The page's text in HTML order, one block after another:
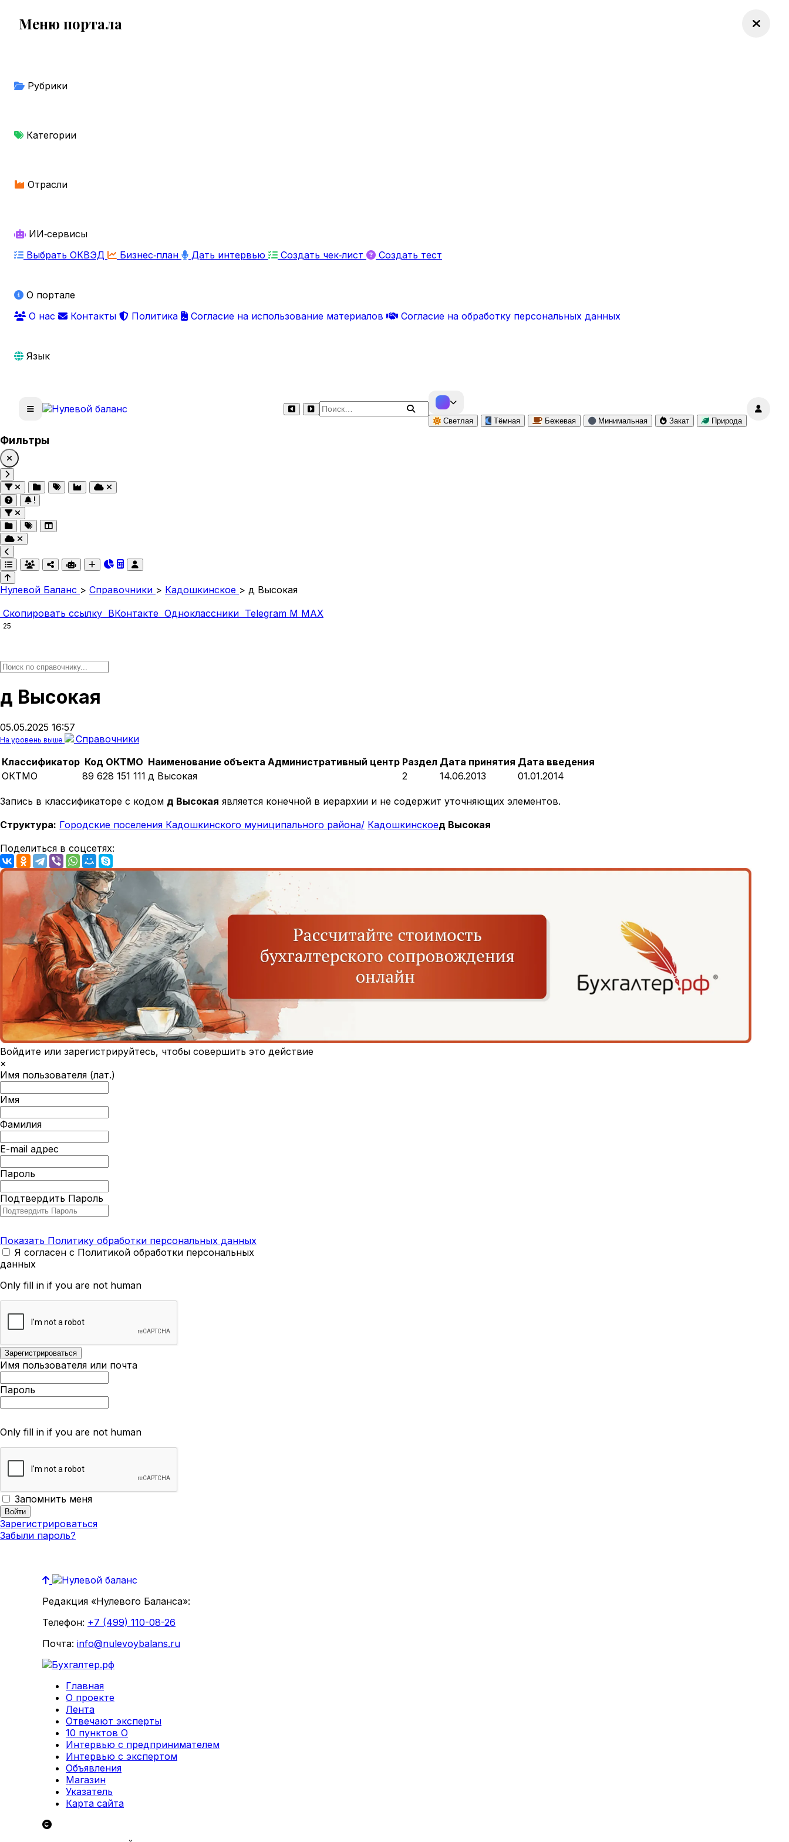
Меню портала
Рубрики
Категории
Отрасли
ИИ‑сервисы
Выбрать ОКВЭД
Бизнес‑план Дать интервью Создать чек‑лист Создать тест
О портале
О нас
Контакты Политика Согласие на использование материалов Согласие на обработку персональных данных
Язык
Поиск по сайту
Светлая Тёмная Бежевая Минимальная Закат Природа
Фильтры
Нулевой Баланс > Справочники > Кадошкинское > д Высокая
Скопировать ссылку ВКонтакте Одноклассники Telegram M MAX
25
д Высокая
05.05.2025 16:57
На уровень выше
Справочники
Классификатор Код ОКТМО Наименование объекта Административный центр Раздел Дата принятия Дата введения
ОКТМО
89 628 151 111 д Высокая 2 14.06.2013 01.01.2014
Запись в классификаторе с кодом д Высокая является конечной в иерархии и не содержит уточняющих элементов.
Структура: Городские поселения Кадошкинского муниципального района/ Кадошкинскоед Высокая
Поделиться в соцсетях:
Войдите или зарегистрируйтесь, чтобы совершить это действие
×
Имя пользователя (лат.)
Имя
Фамилия
E-mail адрес
Пароль
Подтвердить Пароль
Показать Политику обработки персональных данных
Я согласен с Политикой обработки персональных
данных
Only fill in if you are not human
Имя пользователя или почта
Пароль
Only fill in if you are not human
Запомнить меня
Зарегистрироваться
Забыли пароль?
Редакция «Нулевого Баланса»:
Телефон: +7 (499) 110-08-26
Почта: info@nulevoybalans.ru
Главная
О проекте
Лента
Отвечают эксперты
10 пунктов О
Интервью с предпринимателем
Интервью с экспертом
Объявления
Магазин
Указатель
Карта сайта